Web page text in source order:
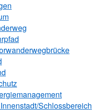
Schlossbereich